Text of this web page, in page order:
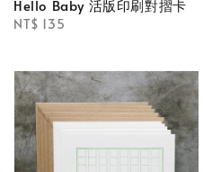
Hello Baby 活版印刷對摺卡
Regular
NT$ 135